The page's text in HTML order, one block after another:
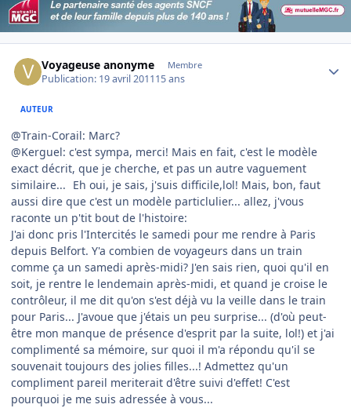
Voyageuse anonyme Membre
Publication: 19 avril 201115 ans
AUTEUR
@Train-Corail: Marc?
@Kerguel: c'est sympa, merci! Mais en fait, c'est le modèle
exact décrit, que je cherche, et pas un autre vaguement
similaire... Eh oui, je sais, j'suis difficile,lol! Mais, bon, faut
aussi dire que c'est un modèle particlulier... allez, j'vous
raconte un p'tit bout de l'histoire:
J'ai donc pris l'Intercités le samedi pour me rendre à Paris
depuis Belfort. Y'a combien de voyageurs dans un train
comme ça un samedi après-midi? J'en sais rien, quoi qu'il en
soit, je rentre le lendemain après-midi, et quand je croise le
contrôleur, il me dit qu'on s'est déjà vu la veille dans le train
pour Paris... J'avoue que j'étais un peu surprise... (d'où peut-
être mon manque de présence d'esprit par la suite, lol!) et j'ai
complimenté sa mémoire, sur quoi il m'a répondu qu'il se
souvenait toujours des jolies filles...! Admettez qu'un
compliment pareil meriterait d'être suivi d'effet! C'est
pourquoi je me suis adressée à vous...